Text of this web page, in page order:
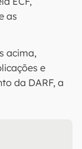
as
acima,
e
da DARF, a